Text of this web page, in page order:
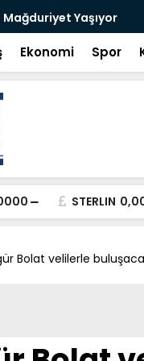
Yaşıyor
Ekonomi Spor
STERLIN
Bolat velilerle